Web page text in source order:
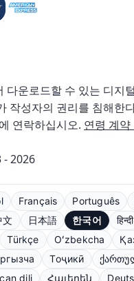
다운로드할 수 있는 디지
작성자의 권리를 침해한
연락하십시오. 연령 계약
- 2026
Français Português
文 日本語 한국어
हिन्दी
Türkçe Oʻzbekcha
Тоҷикӣ
dili Հայերեն